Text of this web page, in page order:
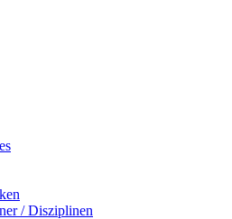
/ Disziplinen